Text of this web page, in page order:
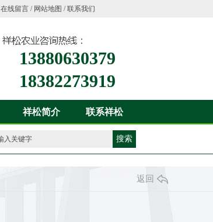
在线留言 / 网站地图 /联系我们
13880630379
18382273919
祥松简介 联系祥松
搜索
返回